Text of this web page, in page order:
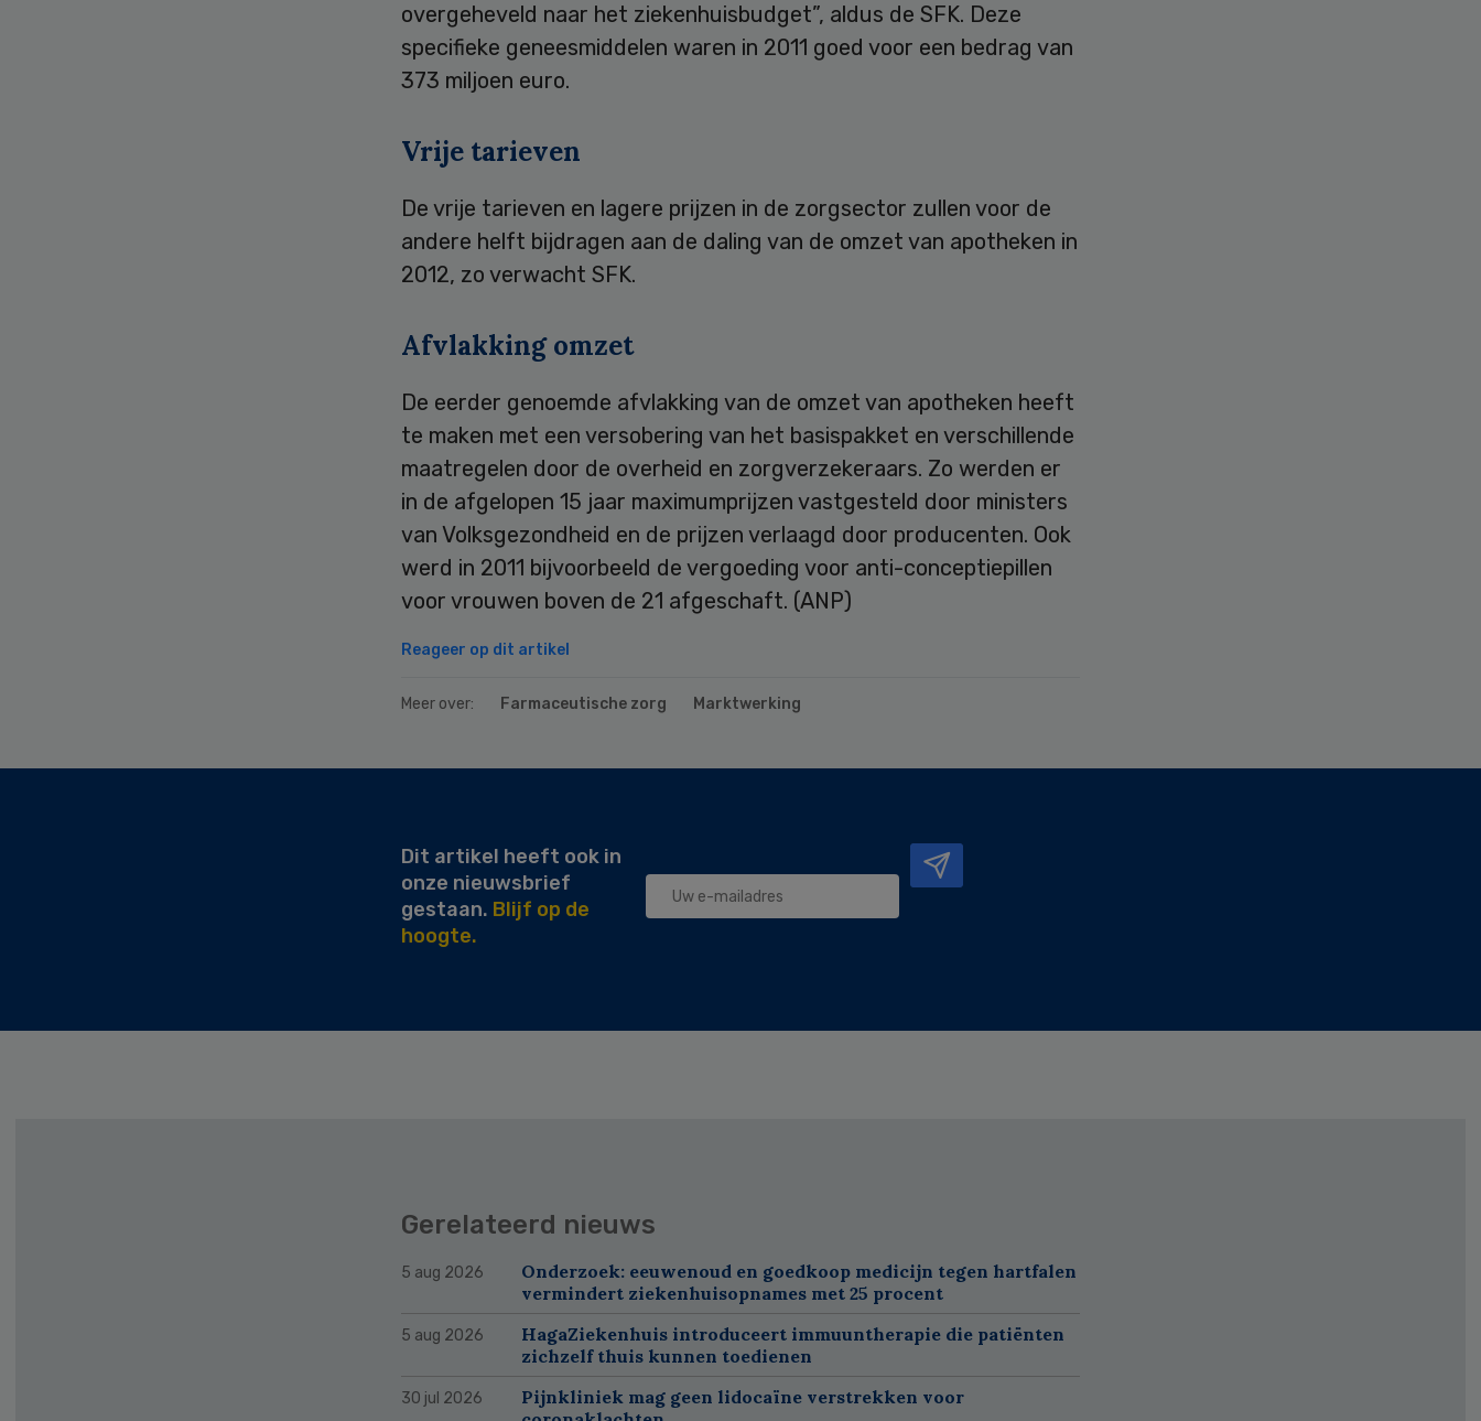
overgeheveld naar het ziekenhuisbudget”, aldus de SFK. Deze
specifieke geneesmiddelen waren in 2011 goed voor een bedrag van
373 miljoen euro.
Vrije tarieven
De vrije tarieven en lagere prijzen in de zorgsector zullen voor de
andere helft bijdragen aan de daling van de omzet van apotheken in
2012, zo verwacht SFK.
Afvlakking omzet
De eerder genoemde afvlakking van de omzet van apotheken heeft
te maken met een versobering van het basispakket en verschillende
maatregelen door de overheid en zorgverzekeraars. Zo werden er
in de afgelopen 15 jaar maximumprijzen vastgesteld door ministers
van Volksgezondheid en de prijzen verlaagd door producenten. Ook
werd in 2011 bijvoorbeeld de vergoeding voor anti-conceptiepillen
voor vrouwen boven de 21 afgeschaft. (ANP)
Reageer op dit artikel
Meer over: Farmaceutische zorg Marktwerking
Secondary
Dit artikel heeft ook in
onze nieuwsbrief
gestaan. Blijf op de
hoogte.
Gerelateerd nieuws
5 aug 2026
Onderzoek: eeuwenoud en goedkoop medicijn tegen hartfalen
vermindert ziekenhuisopnames met 25 procent
5 aug 2026
HagaZiekenhuis introduceert immuuntherapie die patiënten
zichzelf thuis kunnen toedienen
30 jul 2026
Pijnkliniek mag geen lidocaïne verstrekken voor